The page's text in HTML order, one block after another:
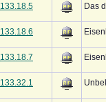
133.18.5 Das
133.18.6
133.18.7
133.32.1